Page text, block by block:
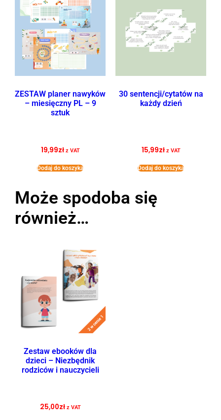
ZESTAW planer nawyków
– miesięczny PL – 9
sztuk
19,99zł z VAT
Dodaj do koszyka
30 sentencji/cytatów na
każdy dzień
15,99zł z VAT
Dodaj do koszyka
Może spodoba się
również…
Zestaw ebooków dla
dzieci – Niezbędnik
rodziców i nauczycieli
25,00zł z VAT